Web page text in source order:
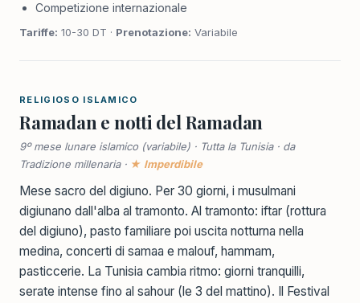
Competizione internazionale
Tariffe: 10-30 DT · Prenotazione: Variabile
RELIGIOSO ISLAMICO
Ramadan e notti del Ramadan
9º mese lunare islamico (variabile) · Tutta la Tunisia · da
Tradizione millenaria · ★ Imperdibile
Mese sacro del digiuno. Per 30 giorni, i musulmani
digiunano dall'alba al tramonto. Al tramonto: iftar (rottura
del digiuno), pasto familiare poi uscita notturna nella
medina, concerti di samaa e malouf, hammam,
pasticcerie. La Tunisia cambia ritmo: giorni tranquilli,
serate intense fino al sahour (le 3 del mattino). Il Festival